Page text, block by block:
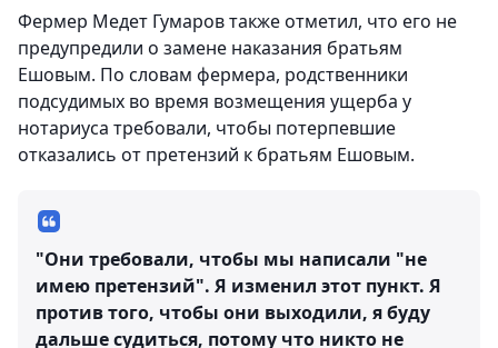
Фермер Медет Гумаров также отметил, что его не
предупредили о замене наказания братьям
Ешовым. По словам фермера, родственники
подсудимых во время возмещения ущерба у
нотариуса требовали, чтобы потерпевшие
отказались от претензий к братьям Ешовым.
"Они требовали, чтобы мы написали "не
имею претензий". Я изменил этот пункт. Я
против того, чтобы они выходили, я буду
дальше судиться, потому что никто не